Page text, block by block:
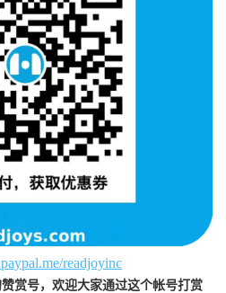
readjoyinc
赏号，欢迎大家通过这个帐号打赏